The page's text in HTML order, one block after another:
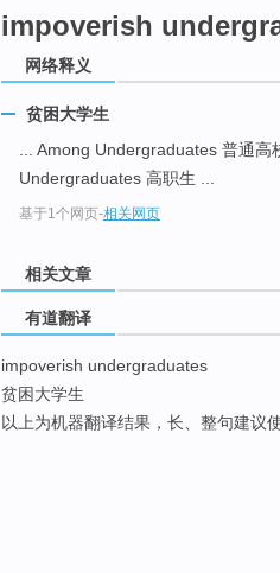
impoverish
网络释义
贫困大学生
... Among Undergraduates 普通高
Undergraduates 高职生 ...
基于1个网页-相关网页
相关文章
有道翻译
impoverish undergraduates
贫困大学生
以上为机器翻译结果，长、整句建议